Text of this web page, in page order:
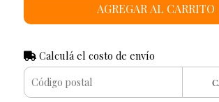
AGREGAR AL CARRITO
Calculá el costo de envío